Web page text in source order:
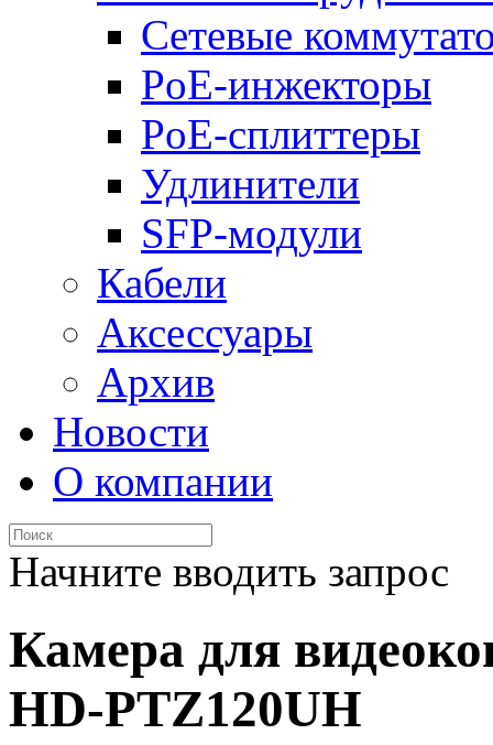
Сетевые
PoE-инжекторы
PoE-сплиттеры
Удлинители
SFP-модули
Кабели
Аксессуары
Архив
Новости
О компании
Начните вводить запрос
Камера для
HD-PTZ120UH